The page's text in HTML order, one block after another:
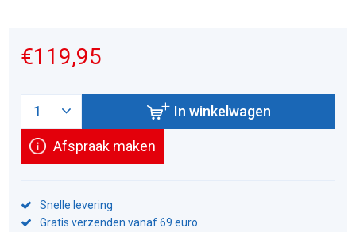
€119,95
In winkelwagen
Afspraak maken
Snelle levering
Gratis verzenden vanaf 69 euro